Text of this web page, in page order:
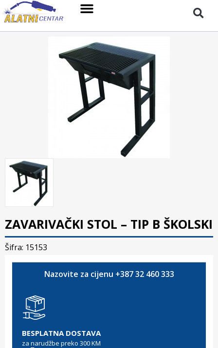
ZAVARIVAČKI STOL – TIP B ŠKOLSKI
Šifra: 15153
Nazovite za cijenu +387 32 460 333
BESPLATNA DOSTAVA
za narudžbe preko 300 KM